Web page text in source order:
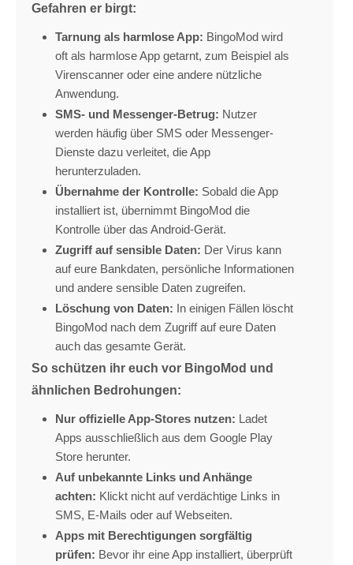
Gefahren er birgt:
Tarnung als harmlose App: BingoMod wird
oft als harmlose App getarnt, zum Beispiel als
Virenscanner oder eine andere nützliche
Anwendung.
SMS- und Messenger-Betrug: Nutzer
werden häufig über SMS oder Messenger-
Dienste dazu verleitet, die App
herunterzuladen.
Übernahme der Kontrolle: Sobald die App
installiert ist, übernimmt BingoMod die
Kontrolle über das Android-Gerät.
Zugriff auf sensible Daten: Der Virus kann
auf eure Bankdaten, persönliche Informationen
und andere sensible Daten zugreifen.
Löschung von Daten: In einigen Fällen löscht
BingoMod nach dem Zugriff auf eure Daten
auch das gesamte Gerät.
So schützen ihr euch vor BingoMod und
ähnlichen Bedrohungen:
Nur offizielle App-Stores nutzen: Ladet
Apps ausschließlich aus dem Google Play
Store herunter.
Auf unbekannte Links und Anhänge
achten: Klickt nicht auf verdächtige Links in
SMS, E-Mails oder auf Webseiten.
Apps mit Berechtigungen sorgfältig
prüfen: Bevor ihr eine App installiert, überprüft